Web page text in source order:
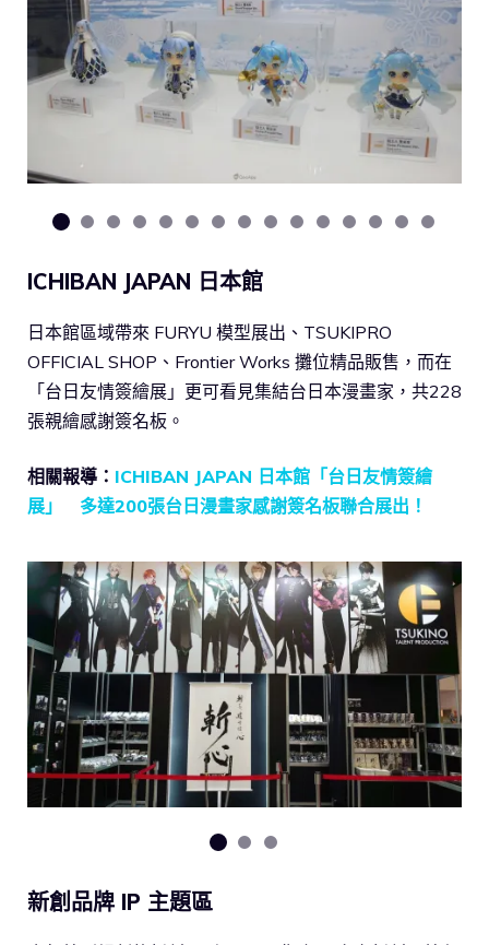
ICHIBAN JAPAN 日本館
日本館區域帶來 FURYU 模型展出、TSUKIPRO
OFFICIAL SHOP、Frontier Works 攤位精品販售，而在
「台日友情簽繪展」更可看見集結台日本漫畫家，共228
張親繪感謝簽名板。
相關報導： ICHIBAN JAPAN 日本館「台日友情簽繪
展」 多達200張台日漫畫家感謝簽名板聯合展出！
新創品牌 IP 主題區